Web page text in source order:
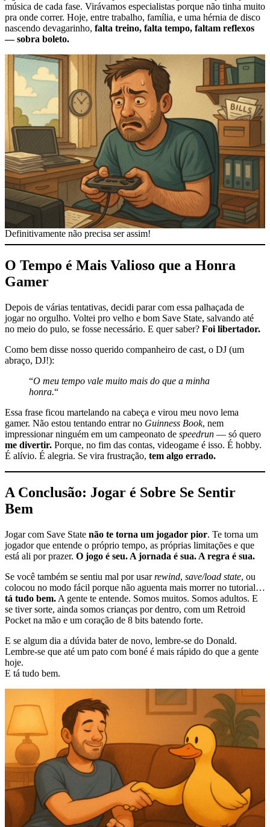
música de cada fase. Virávamos especialistas porque não tinha muito
pra onde correr. Hoje, entre trabalho, família, e uma hérnia de disco
nascendo devagarinho, falta treino, falta tempo, faltam reflexos
— sobra boleto.
Definitivamente não precisa ser assim!
O Tempo é Mais Valioso que a Honra
Gamer
Depois de várias tentativas, decidi parar com essa palhaçada de
jogar no orgulho. Voltei pro velho e bom Save State, salvando até
no meio do pulo, se fosse necessário. E quer saber? Foi libertador.
Como bem disse nosso querido companheiro de cast, o DJ (um
abraço, DJ!):
“O meu tempo vale muito mais do que a minha
honra.“
Essa frase ficou martelando na cabeça e virou meu novo lema
gamer. Não estou tentando entrar no Guinness Book, nem
impressionar ninguém em um campeonato de speedrun — só quero
me divertir. Porque, no fim das contas, videogame é isso. É hobby.
É alívio. É alegria. Se vira frustração, tem algo errado.
A Conclusão: Jogar é Sobre Se Sentir
Bem
Jogar com Save State não te torna um jogador pior. Te torna um
jogador que entende o próprio tempo, as próprias limitações e que
está ali por prazer. O jogo é seu. A jornada é sua. A regra é sua.
Se você também se sentiu mal por usarrewind, save/load state, ou
colocou no modo fácil porque não aguenta mais morrer no tutorial…
tá tudo bem. A gente te entende. Somos muitos. Somos adultos. E
se tiver sorte, ainda somos crianças por dentro, com um Retroid
Pocket na mão e um coração de 8 bits batendo forte.
E se algum dia a dúvida bater de novo, lembre-se do Donald.
Lembre-se que até um pato com boné é mais rápido do que a gente
hoje.
E tá tudo bem.